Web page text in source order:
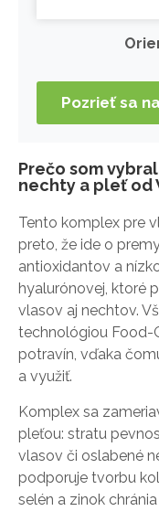
Pozrieť sa
Prečo som
nechty a pleť od
Tento komplex pre
preto, že ide o
antioxidantov a
hyalurónovej, ktoré
vlasov aj nechtov.
technológiou Food-
potravín, vďaka
a využiť.
Komplex sa
pleťou: stratu
vlasov či oslabené
podporuje tvorbu
selén a zinok